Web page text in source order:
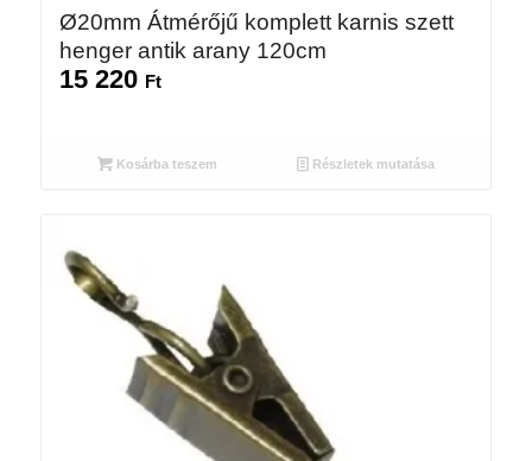
Ø20mm Átmérőjű komplett karnis szett
henger antik arany 120cm
15 220 Ft
Kosárba teszem Részletek mutatása